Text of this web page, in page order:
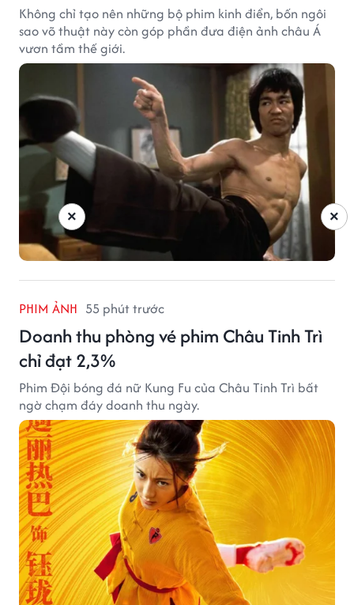
Không chỉ tạo nên những bộ phim kinh điển, bốn ngôi
sao võ thuật này còn góp phần đưa điện ảnh châu Á
vươn tầm thế giới.
PHIM ẢNH 55 phút trước
Doanh thu phòng vé phim Châu Tinh Trì
chỉ đạt 2,3%
Phim Đội bóng đá nữ Kung Fu của Châu Tinh Trì bất
ngờ chạm đáy doanh thu ngày.
×
×